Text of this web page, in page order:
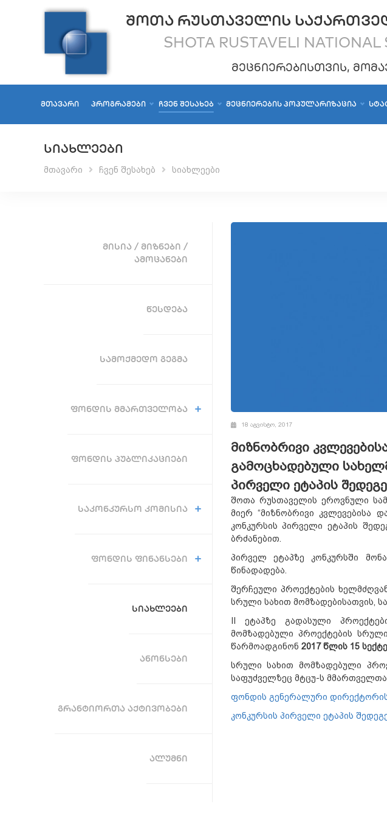
ᲨᲝᲗᲐ ᲠᲣᲡᲗᲐᲕᲔᲚᲘᲡ
SHOTA RUSTAVELI
ᲛᲔᲪᲜᲘᲔᲠᲔᲑᲘᲡᲗᲕᲘᲡ,
ᲛᲗᲐᲕᲐᲠᲘ ᲞᲠᲝᲒᲠᲐᲛᲔᲑᲘ ᲩᲕᲔᲜ ᲨᲔᲡᲐᲮᲔᲑ ᲛᲔᲪᲜᲘᲔᲠᲔᲑᲘᲡ ᲞᲝᲞᲣᲚᲐᲠᲘᲖᲐᲪᲘᲐ
ᲡᲘᲐᲮᲚᲔᲔᲑᲘ
მთავარი ჩვენ შესახებ სიახლეები
ᲛᲘᲡᲘᲐ / ᲛᲘᲖᲜᲔᲑᲘ /
ᲐᲛᲝᲪᲐᲜᲔᲑᲘ
ᲬᲔᲡᲓᲔᲑᲐ
ᲡᲐᲛᲝᲥᲛᲔᲓᲝ ᲒᲔᲒᲛᲐ
ᲤᲝᲜᲓᲘᲡ ᲛᲛᲐᲠᲗᲕᲔᲚᲝᲑᲐ
ᲤᲝᲜᲓᲘᲡ ᲞᲣᲑᲚᲘᲙᲐᲪᲘᲔᲑᲘ
ᲡᲐᲙᲝᲜᲙᲣᲠᲡᲝ ᲙᲝᲛᲘᲡᲘᲐ
ᲤᲝᲜᲓᲘᲡ ᲤᲘᲜᲐᲜᲡᲔᲑᲘ
ᲡᲘᲐᲮᲚᲔᲔᲑᲘ
ᲐᲜᲝᲜᲡᲔᲑᲘ
ᲒᲠᲐᲜᲢᲘᲝᲠᲗᲐ ᲐᲥᲢᲘᲕᲝᲑᲔᲑᲘ
ᲐᲚᲣᲛᲜᲘ
18 აგვისტო, 2017
მიზნობრივი
გამოცხადებული
პირველი ეტაპის
შოთა რუსთაველის ეროვნული
მიერ “მიზნობრივი კვლევებისა
კონკურსის პირველი ეტაპის
ბრძანებით.
პირველ ეტაპზე კონკურსში
წინადადება.
შერჩეული პროექტების
სრული სახით მომზადებისათვის,
II ეტაპზე გადასული
მომზადებული პროექტების
წარმოადგინონ 2017 წლის 15
სრული სახით მომზადებული
საფუძველზეც მტცუ-ს
ფონდის გენერალური დირექტორის
კონკურსის პირველი ეტაპის